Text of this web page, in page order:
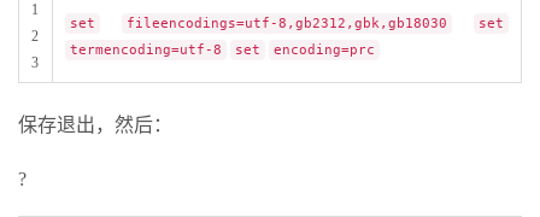
1
2
3
set fileencodings=utf-8,gb2312,gbk,gb18030
set
termencoding=utf-8
set encoding=prc
保存退出，然后：
?